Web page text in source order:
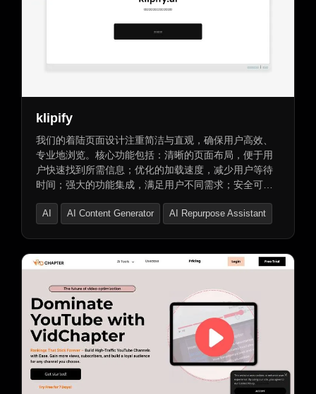
klipify
我们的着陆页面设计注重简洁与直观，确保用户高效、
专业地浏览。核心功能包括：清晰的页面布局，便于用
户快速找到所需信息；优化的加载速度，减少用户等待
时间；强大的功能集成，满足用户不同需求；安全可靠
时，我们重视隐私保护，不分享用户的个人信息，并提
AI AI Content Generator AI Repurpose Assistant